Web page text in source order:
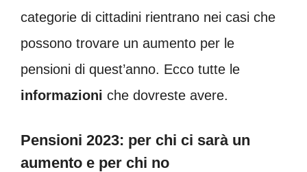
categorie di cittadini rientrano nei casi che
possono trovare un aumento per le
pensioni di quest’anno. Ecco tutte le
informazioni che dovreste avere.
Pensioni 2023: per chi ci sarà un
aumento e per chi no